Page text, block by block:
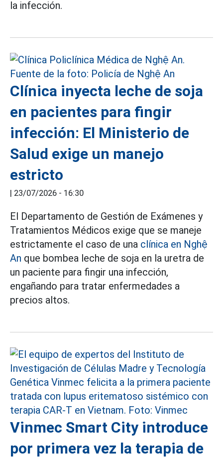
la infección.
Clínica inyecta leche de soja
en pacientes para fingir
infección: El Ministerio de
Salud exige un manejo
estricto
| 23/07/2026 - 16:30
El Departamento de Gestión de Exámenes y
Tratamientos Médicos exige que se maneje
estrictamente el caso de una clínica en Nghệ
An que bombea leche de soja en la uretra de
un paciente para fingir una infección,
engañando para tratar enfermedades a
precios altos.
Vinmec Smart City introduce
por primera vez la terapia de